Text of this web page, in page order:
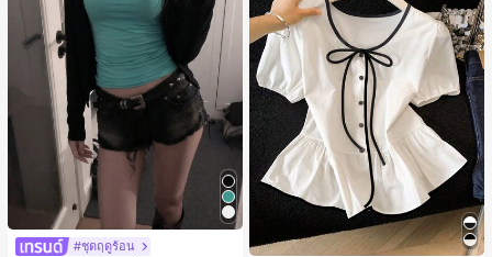
#ชุดฤดูร้อน